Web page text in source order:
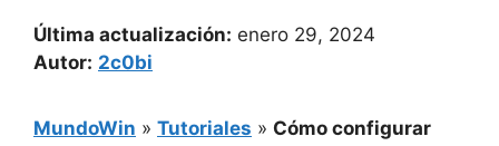
Última actualización: enero 29, 2024
Autor: 2c0bi
MundoWin » Tutoriales » Cómo configurar